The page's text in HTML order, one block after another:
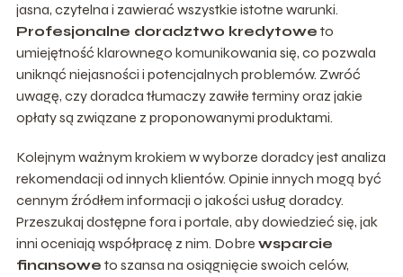
jasna, czytelna i zawierać wszystkie istotne warunki.
Profesjonalne doradztwo kredytowe to
umiejętność klarownego komunikowania się, co pozwala
uniknąć niejasności i potencjalnych problemów. Zwróć
uwagę, czy doradca tłumaczy zawiłe terminy oraz jakie
opłaty są związane z proponowanymi produktami.
Kolejnym ważnym krokiem w wyborze doradcy jest analiza
rekomendacji od innych klientów. Opinie innych mogą być
cennym źródłem informacji o jakości usług doradcy.
Przeszukaj dostępne fora i portale, aby dowiedzieć się, jak
inni oceniają współpracę z nim. Dobre wsparcie
finansowe to szansa na osiągnięcie swoich celów,